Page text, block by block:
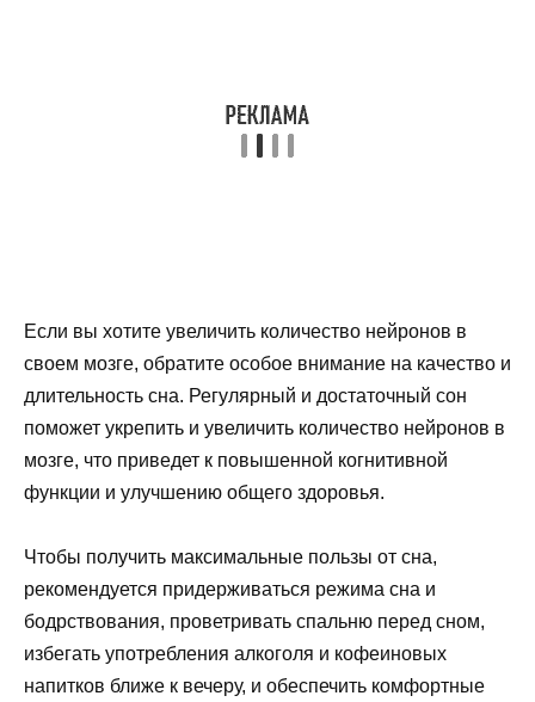
Если вы хотите увеличить количество нейронов в
своем мозге, обратите особое внимание на качество и
длительность сна. Регулярный и достаточный сон
поможет укрепить и увеличить количество нейронов в
мозге, что приведет к повышенной когнитивной
функции и улучшению общего здоровья.
Чтобы получить максимальные пользы от сна,
рекомендуется придерживаться режима сна и
бодрствования, проветривать спальню перед сном,
избегать употребления алкоголя и кофеиновых
напитков ближе к вечеру, и обеспечить комфортные